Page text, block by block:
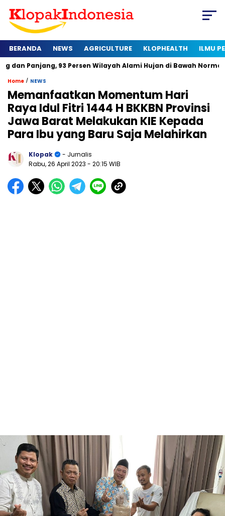
BERANDA NEWS AGRICULTURE KLOPHEALTH ILMU
93 Persen Wilayah Alami Hujan di Bawah Normal
Home / NEWS
Memanfaatkan Momentum Hari
Raya Idul Fitri 1444 H BKKBN Provinsi
Jawa Barat Melakukan KIE Kepada
Para Ibu yang Baru Saja Melahirkan
Klopak
- Jurnalis
Rabu, 26 April 2023 - 20:15 WIB